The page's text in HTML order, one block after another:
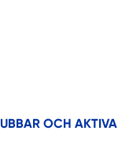
OCH AKTIVA